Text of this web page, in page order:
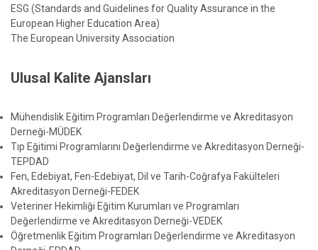
ESG (Standards and Guidelines for Quality Assurance in the
European Higher Education Area)
The European University Association
Ulusal Kalite Ajansları
Mühendislik Eğitim Programları Değerlendirme ve Akreditasyon
Derneği-MÜDEK
Tıp Eğitimi Programlarını Değerlendirme ve Akreditasyon Derneği-
TEPDAD
Fen, Edebiyat, Fen-Edebiyat, Dil ve Tarih-Coğrafya Fakülteleri
Akreditasyon Derneği-FEDEK
Veteriner Hekimliği Eğitim Kurumları ve Programları
Değerlendirme ve Akreditasyon Derneği-VEDEK
Öğretmenlik Eğitim Programları Değerlendirme ve Akreditasyon